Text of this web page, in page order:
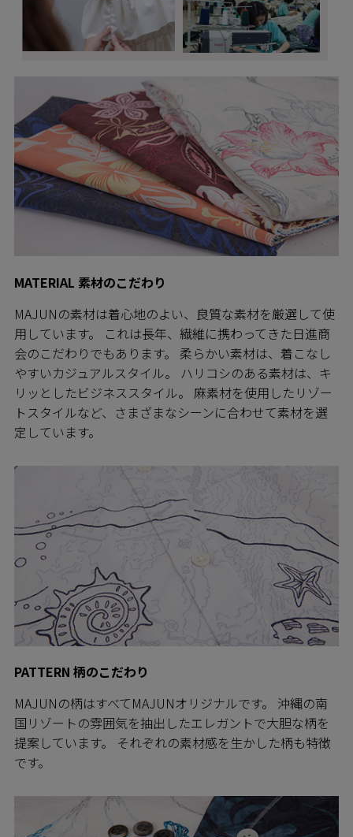
MATERIAL 素材のこだわり
MAJUNの素材は着心地のよい、良質な素材を厳選して使
用しています。 これは長年、繊維に携わってきた日進商
会のこだわりでもあります。 柔らかい素材は、着こなし
やすいカジュアルスタイル。 ハリコシのある素材は、キ
リッとしたビジネススタイル。 麻素材を使用したリゾー
トスタイルなど、さまざまなシーンに合わせて素材を選
定しています。
PATTERN 柄のこだわり
MAJUNの柄はすべてMAJUNオリジナルです。 沖縄の南
国リゾートの雰囲気を抽出したエレガントで大胆な柄を
提案しています。 それぞれの素材感を生かした柄も特徴
です。